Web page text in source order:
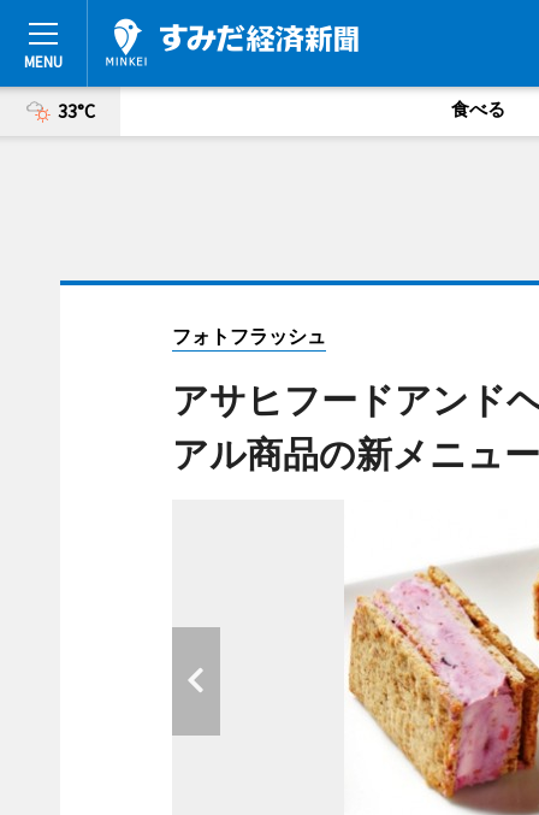
33°C 食べる
フォトフラッシュ
アサヒフードアンド
アル商品の新メニュ